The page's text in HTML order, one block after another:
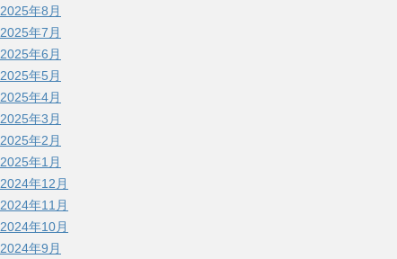
2025年8月
2025年7月
2025年6月
2025年5月
2025年4月
2025年3月
2025年2月
2025年1月
2024年12月
2024年11月
2024年10月
2024年9月